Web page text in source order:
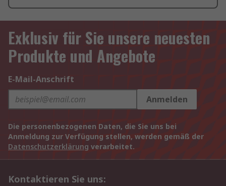
Exklusiv für Sie unsere neuesten
Produkte und Angebote
E-Mail-Anschrift
Anmelden
Die personenbezogenen Daten, die Sie uns bei
Anmeldung zur Verfügung stellen, werden gemäß der
Datenschutzerklärung verarbeitet.
Kontaktieren Sie uns: